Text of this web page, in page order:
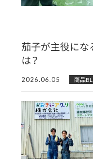
茄子が主役にな
は？
2026.06.05 商品